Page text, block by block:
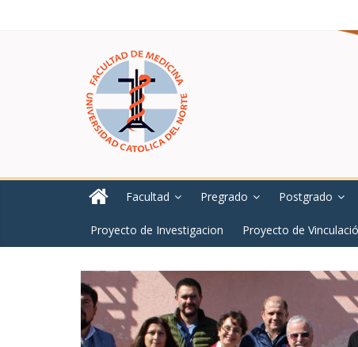
Facultad Pregrado Postgrado
Proyecto de Investigacion Proyecto de